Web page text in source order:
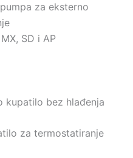
za eksterno
SD i AP
kupatilo bez hlađenja
za termostatiranje